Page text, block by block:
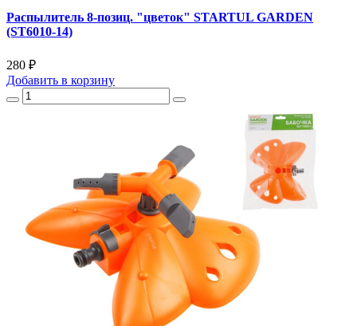
Распылитель 8-позиц. "цветок" STARTUL GARDEN
(ST6010-14)
280 ₽
Добавить в корзину